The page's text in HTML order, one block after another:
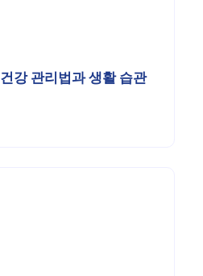
강 관리법과 생활 습관